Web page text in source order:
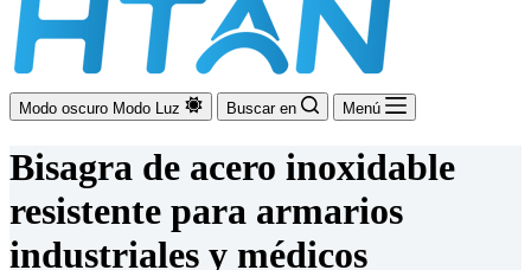
Modo oscuro Modo Luz Buscar en Menú
Bisagra de acero inoxidable
resistente para armarios
industriales y médicos